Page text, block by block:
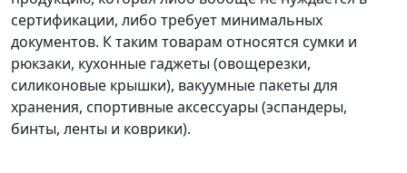
сертификации, либо требует минимальных
документов. К таким товарам относятся сумки и
рюкзаки, кухонные гаджеты (овощерезки,
силиконовые крышки), вакуумные пакеты для
хранения, спортивные аксессуары (эспандеры,
бинты, ленты и коврики).